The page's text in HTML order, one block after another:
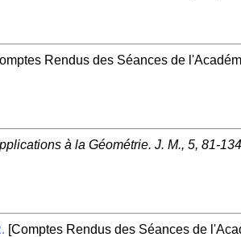
Rendus des Séances de
à la Géométrie. J. M., 5, 81-
[Comptes Rendus des Séances de